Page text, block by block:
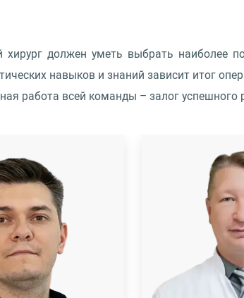
хирург должен уметь выбрать наиболее
навыков и знаний зависит итог
работа всей команды – залог успешного